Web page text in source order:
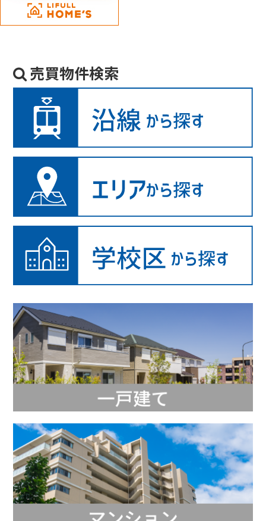
売買物件検索